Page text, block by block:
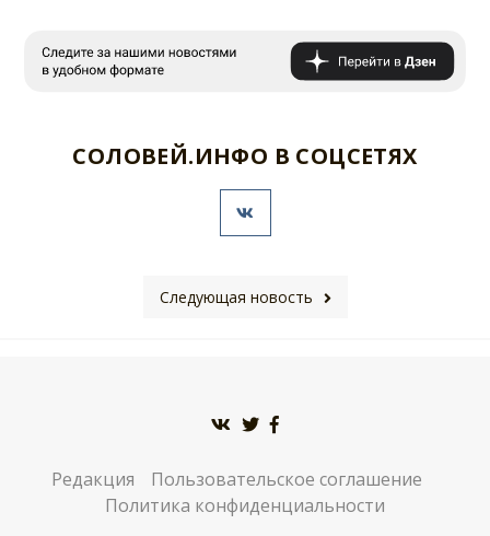
СОЛОВЕЙ.ИНФО В СОЦСЕТЯХ
Следующая новость
Редакция
Пользовательское соглашение
Политика конфиденциальности